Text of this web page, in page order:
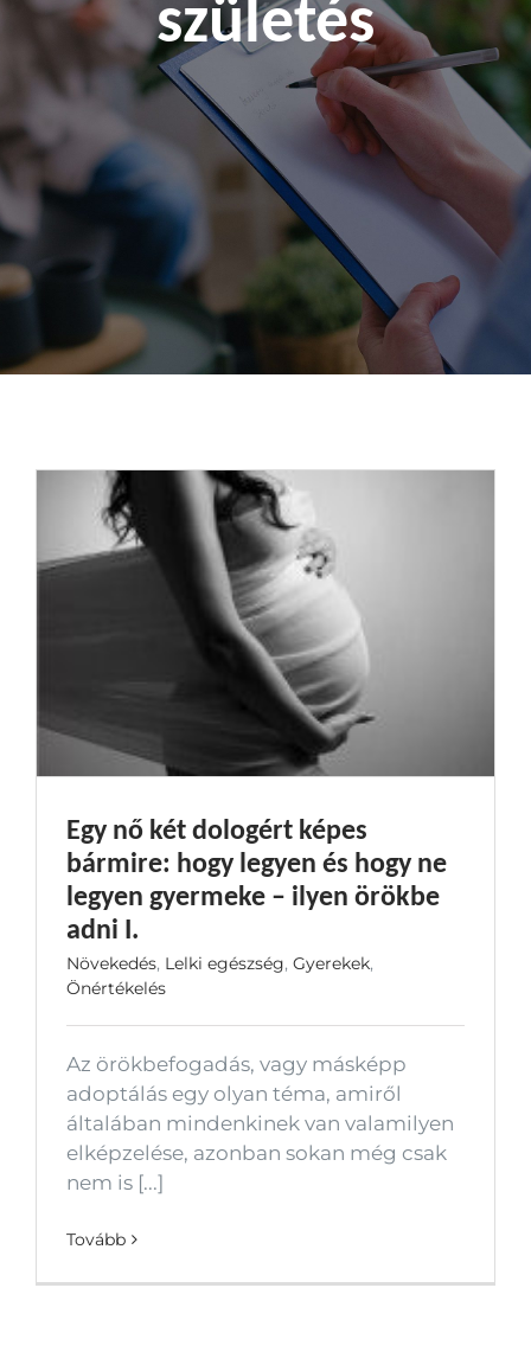
Kapcsolat
születés
Egy nő két dologért képes
bármire: hogy legyen és hogy ne
legyen gyermeke – ilyen örökbe
adni I.
Növekedés, Lelki egészség, Gyerekek,
Önértékelés
Az örökbefogadás, vagy másképp
adoptálás egy olyan téma, amiről
általában mindenkinek van valamilyen
elképzelése, azonban sokan még csak
nem is [...]
Tovább